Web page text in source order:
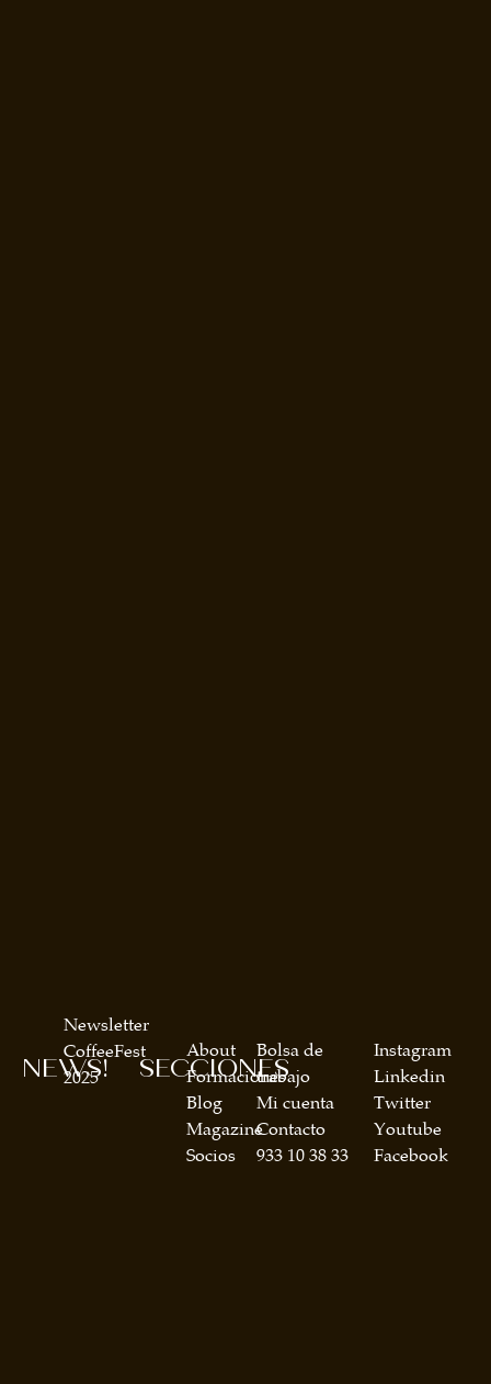
SECCIONES
About
Formaciones
Blog
Magazine
Socios
Bolsa de
trabajo
Mi cuenta
Contacto
933 10 38 33
NEWS!
Newsletter
CoffeeFest
2025
Instagram
Linkedin
Twitter
Youtube
Facebook